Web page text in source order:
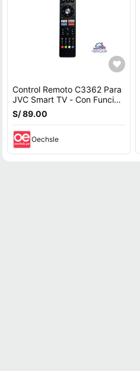
Control Remoto C3362 Para
JVC Smart TV - Con Función
De Voz
S/ 89.00
Oechsle